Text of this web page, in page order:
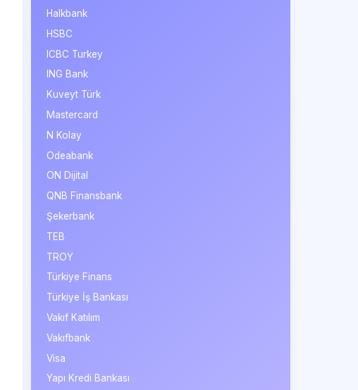
Halkbank
HSBC
ICBC Turkey
ING Bank
Kuveyt Türk
Mastercard
N Kolay
Odeabank
ON Dijital
QNB Finansbank
Şekerbank
TEB
TROY
Türkiye Finans
Türkiye İş Bankası
Vakıf Katılım
Vakıfbank
Visa
Yapı Kredi Bankası